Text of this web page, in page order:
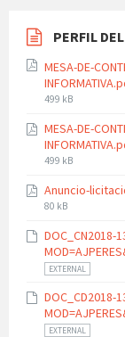
PERFIL
MESA-DE-
File
499 kB
MESA-DE-
File
499 kB
Anuncio-
File
80 kB
DOC_CN2018-
EXTERNAL
DOC_CD2018-
EXTERNAL